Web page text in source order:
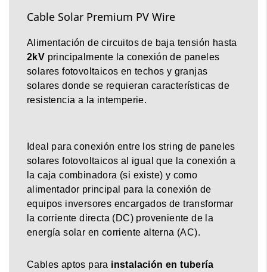
Cable Solar Premium PV Wire
Alimentación de circuitos de baja tensión hasta
2kV principalmente la conexión de paneles
solares fotovoltaicos en techos y granjas
solares donde se requieran características de
resistencia a la intemperie.
Ideal para conexión entre los string de paneles
solares fotovoltaicos al igual que la conexión a
la caja combinadora (si existe) y como
alimentador principal para la conexión de
equipos inversores encargados de transformar
la corriente directa (DC) proveniente de la
energía solar en corriente alterna (AC).
Cables aptos para instalación en tubería